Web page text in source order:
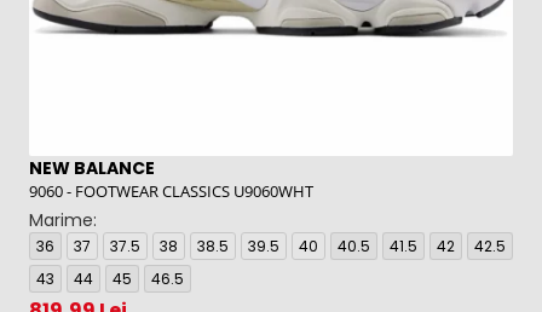
NEW BALANCE
9060 - FOOTWEAR CLASSICS U9060WHT
Marime:
36 37 37.5 38 38.5 39.5 40 40.5 41.5 42
42.5
43
44 45 46.5